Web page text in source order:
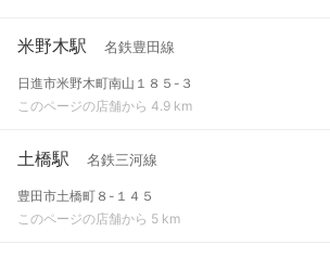
米野木駅 名鉄豊田線
日進市米野木町南山１８５-３
このページの店舗から 4.9 km
土橋駅 名鉄三河線
豊田市土橋町８-１４５
このページの店舗から 5 km